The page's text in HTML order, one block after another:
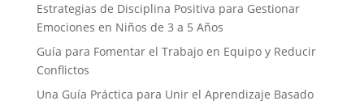
Estrategias de Disciplina Positiva para Gestionar
Emociones en Niños de 3 a 5 Años
Guía para Fomentar el Trabajo en Equipo y Reducir
Conflictos
Una Guía Práctica para Unir el Aprendizaje Basado